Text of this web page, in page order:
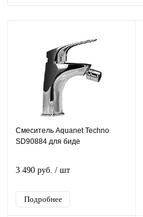
Смеситель Aquanet Techno
SD90884 для биде
3 490 руб. / шт
Подробнее